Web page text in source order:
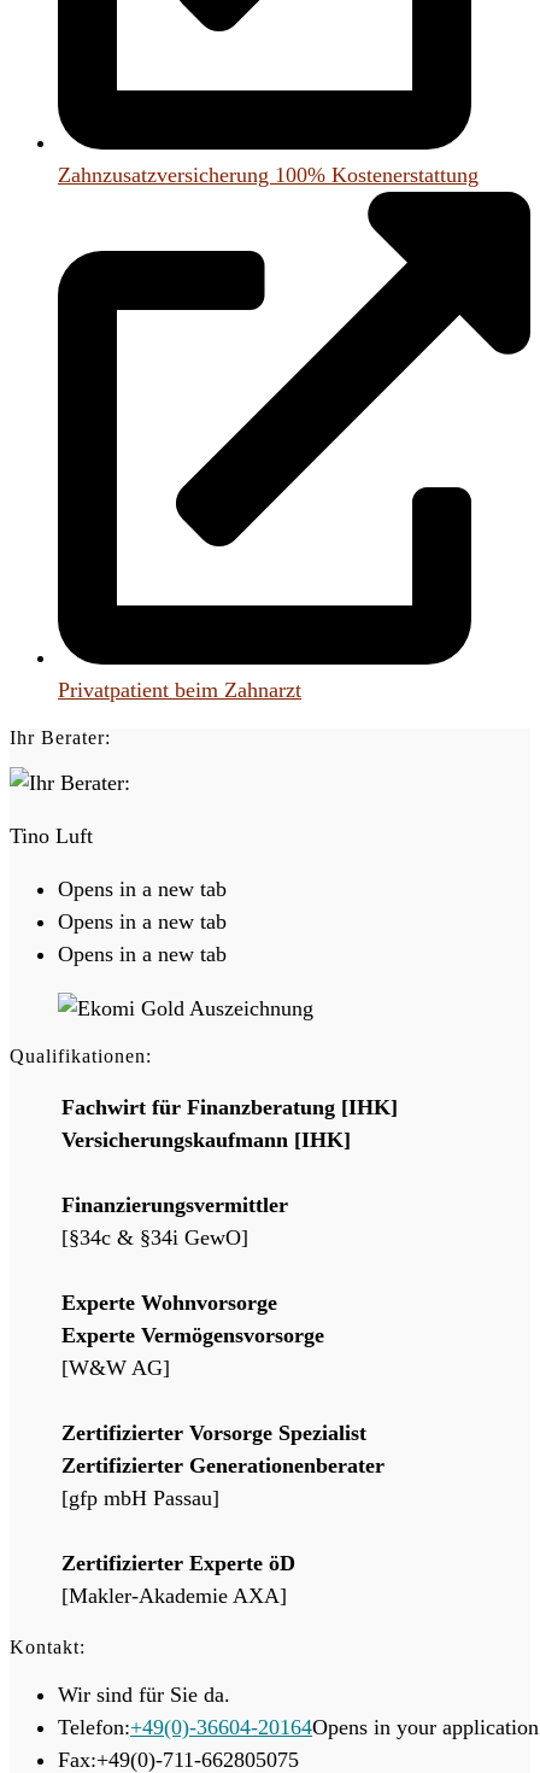
Zahnzusatzversicherung 100% Kostenerstattung
Privatpatient beim Zahnarzt
Ihr Berater:
Tino Luft
Opens in a new tab
Opens in a new tab
Opens in a new tab
Qualifikationen:
Fachwirt für Finanzberatung [IHK]
Versicherungskaufmann [IHK]
Finanzierungsvermittler
[§34c & §34i GewO]
Experte Wohnvorsorge
Experte Vermögensvorsorge
[W&W AG]
Zertifizierter Vorsorge Spezialist
Zertifizierter Generationenberater
[gfp mbH Passau]
Zertifizierter Experte öD
[Makler-Akademie AXA]
Kontakt:
Wir sind für Sie da.
Telefon:+49(0)-36604-20164Opens in your application
Fax:+49(0)-711-662805075